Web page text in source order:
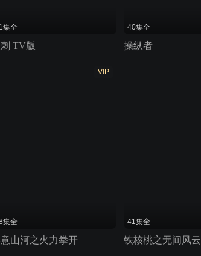
集全
TV版
40集全
操纵者
VIP
集全
山河之火力拳开
41集全
铁核桃之无间风云